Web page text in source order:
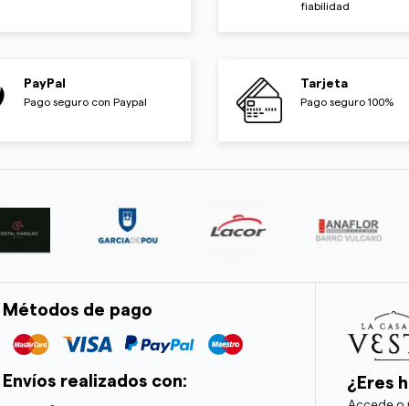
fiabilidad
PayPal
Pago seguro con Paypal
Tarjeta
Pago seguro 100%
Métodos de pago
Envíos realizados con: ¿Eres